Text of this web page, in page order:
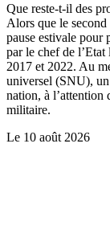
Que reste-t-il des
Alors que le
pause estivale pour
par le chef de l’Etat
2017 et 2022. Au
universel (SNU), un
nation, à l’attention
militaire.
Le 10 août 2026